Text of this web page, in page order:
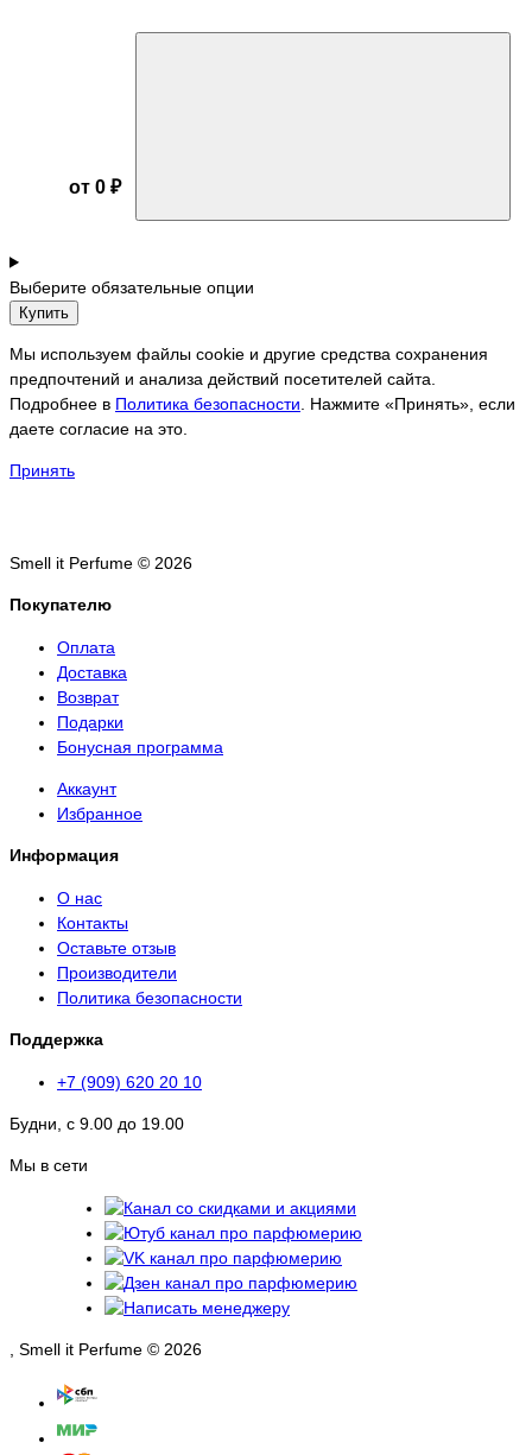
от 0 ₽
Выберите обязательные опции
Купить
Мы используем файлы cookie и другие средства сохранения
предпочтений и анализа действий посетителей сайта.
Подробнее в Политика безопасности . Нажмите «Принять», если
даете согласие на это.
Принять
Smell it Perfume © 2026
Покупателю
Оплата
Доставка
Возврат
Подарки
Бонусная программа
Аккаунт
Избранное
Информация
О нас
Контакты
Оставьте отзыв
Производители
Политика безопасности
Поддержка
+7 (909) 620 20 10
Будни, с 9.00 до 19.00
Мы в сети
, Smell it Perfume © 2026